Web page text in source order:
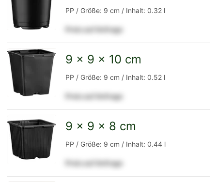
Detailseite
PP / Größe: 9 cm / Inhalt: 0.32 l
Preis auf Anfrage
Detailseite
9 x 9 x 10 cm
PP / Größe: 9 cm / Inhalt: 0.52 l
Preis auf Anfrage
9 x 9 x 8 cm
PP / Größe: 9 cm / Inhalt: 0.44 l
Preis auf Anfrage